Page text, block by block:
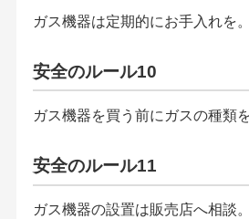
ガス機器は定期的にお手入れを。
安全のルール10
ガス機器を買う前にガスの種類を
安全のルール11
ガス機器の設置は販売店へ相談